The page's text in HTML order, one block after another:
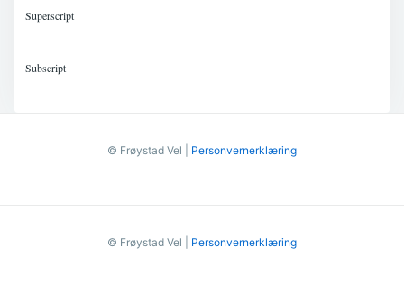
Superscript
Subscript
© Frøystad Vel | Personvernerklæring
© Frøystad Vel | Personvernerklæring